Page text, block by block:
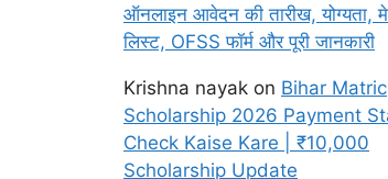
ऑनलाइन आवेदन की तारीख, योग्यता,
लिस्ट, OFSS फॉर्म और पूरी जानकारी
Krishna nayak on Bihar Matric
Scholarship 2026 Payment
Check Kaise Kare | ₹10,000
Scholarship Update